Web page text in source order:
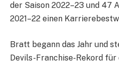
der Saison 2022–23 und 47
2021–22 einen
Bratt begann das Jahr und
Devils-Franchise-Rekord